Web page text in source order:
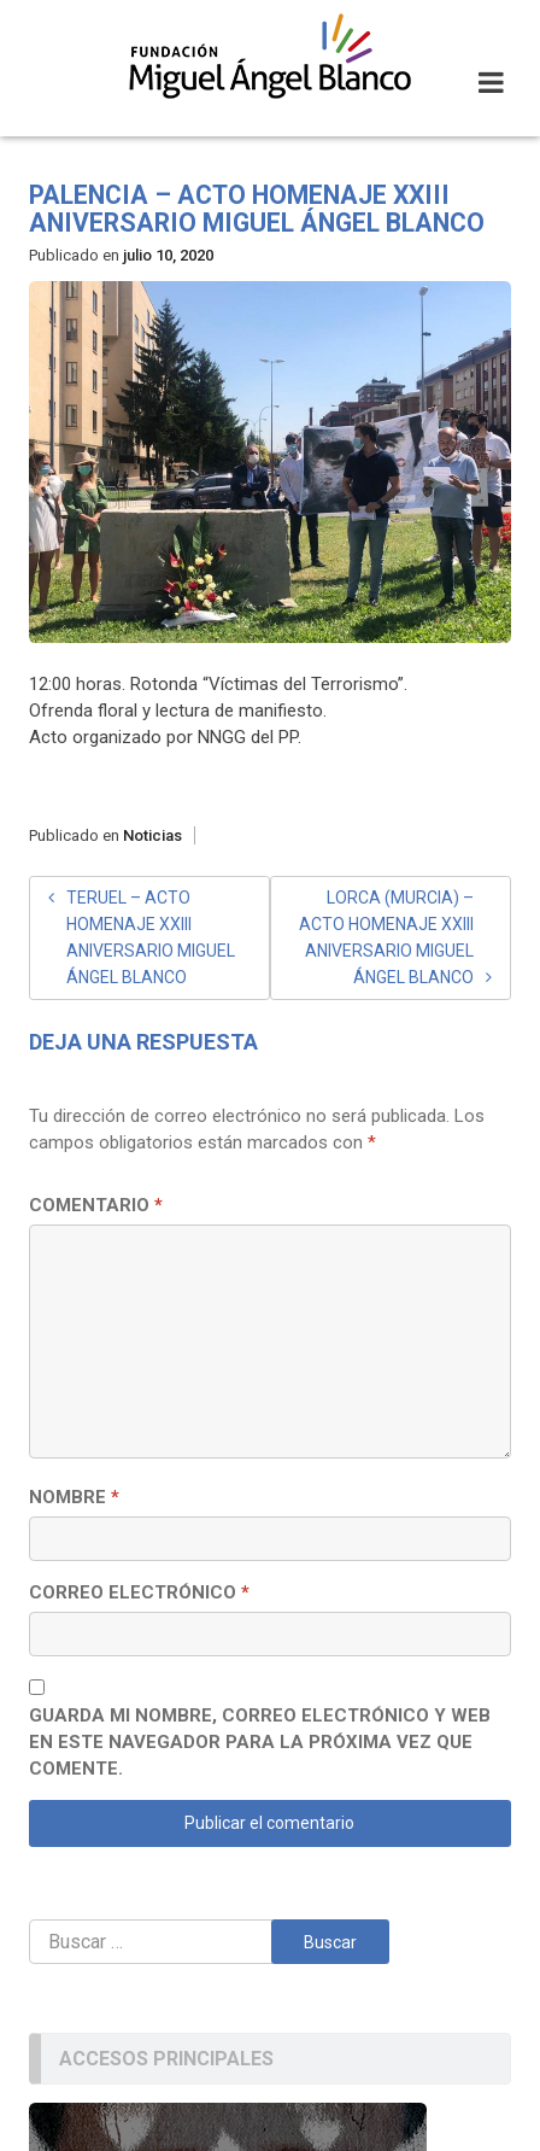
PALENCIA – ACTO HOMENAJE XXIII
ANIVERSARIO MIGUEL ÁNGEL BLANCO
Publicado en julio 10, 2020
12:00 horas. Rotonda “Víctimas del Terrorismo”.
Ofrenda floral y lectura de manifiesto.
Acto organizado por NNGG del PP.
Publicado en Noticias
NAVEGACIÓN
ENTRADAS
TERUEL – ACTO
HOMENAJE XXIII
ANIVERSARIO MIGUEL
ÁNGEL BLANCO
LORCA (MURCIA) –
ACTO HOMENAJE XXIII
ANIVERSARIO MIGUEL
ÁNGEL BLANCO
DEJA UNA RESPUESTA
Tu dirección de correo electrónico no será publicada. Los
campos obligatorios están marcados con *
COMENTARIO *
NOMBRE *
CORREO ELECTRÓNICO *
GUARDA MI NOMBRE, CORREO ELECTRÓNICO Y WEB
EN ESTE NAVEGADOR PARA LA PRÓXIMA VEZ QUE
COMENTE.
Buscar:
ACCESOS PRINCIPALES